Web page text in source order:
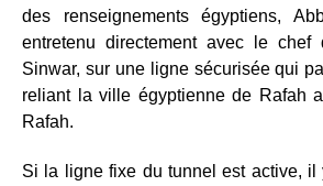
des renseignements égyptiens,
entretenu directement avec le chef
Sinwar, sur une ligne sécurisée qui
reliant la ville égyptienne de Rafah
Rafah.
Si la ligne fixe du tunnel est active,